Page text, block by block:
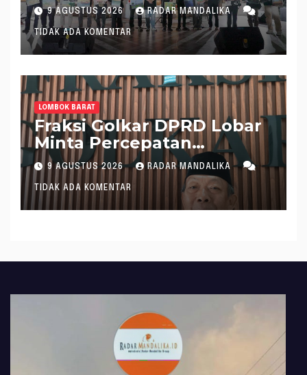
Hadirkan Layanan Hukum
di Pantai Ampenan
9 AGUSTUS 2026 RADAR MANDALIKA
TIDAK ADA KOMENTAR
LOMBOK BARAT
Fraksi Golkar DPRD Lobar
Minta Percepatan
Realisasi APBD 2026
9 AGUSTUS 2026 RADAR MANDALIKA
TIDAK ADA KOMENTAR